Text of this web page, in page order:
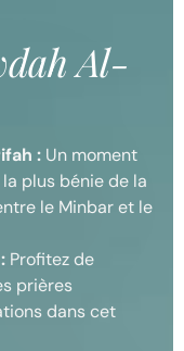
Al-
: Un moment
plus bénie de la
le Minbar et le
Profitez de
prières
dans cet